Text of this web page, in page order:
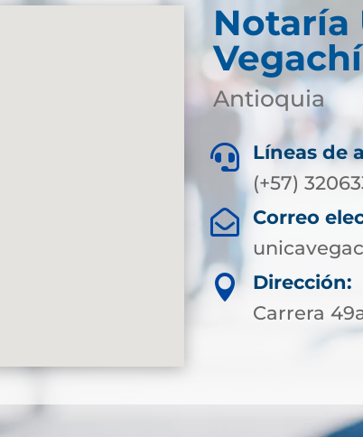
Notaría
Vegachí
Antioquia

Líneas de
(+57)

Correo

Dirección:
Carrera